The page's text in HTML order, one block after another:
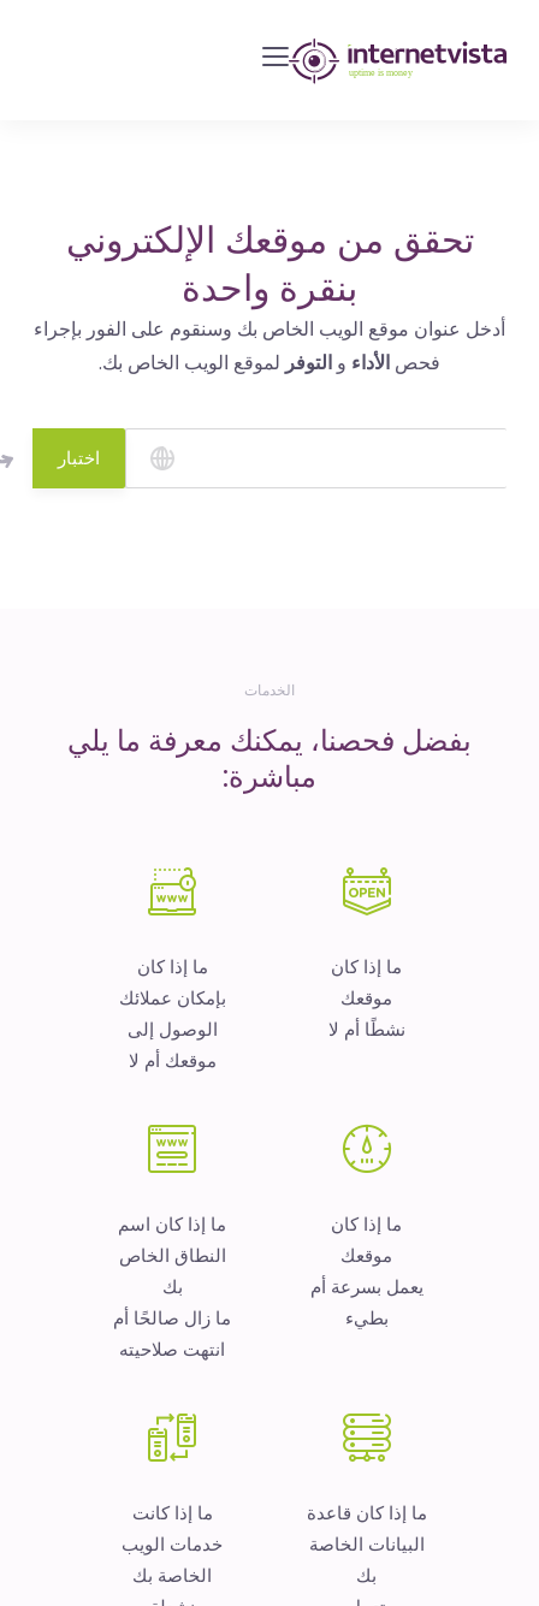
مراقبة
مواقع
الويب
الإنترنت
التشغيل
تحقق من موقعك الإلكتروني
بنقرة واحدة
أدخل عنوان موقع الويب الخاص بك وسنقوم على الفور بإجراء
فحصالأداءو التوفرلموقع الويب الخاص بك.
اختبار
الخدمات
بفضل فحصنا، يمكنك معرفة ما يلي
مباشرة:
ما إذا كان
موقعك
نشطًا أم لا
ما إذا كان
بإمكان عملائك
الوصول إلى
موقعك أم لا
ما إذا كان
موقعك
يعمل بسرعة أم
بطيء
ما إذا كان اسم
النطاق الخاص
بك
ما زال صالحًا أم
انتهت صلاحيته
ما إذا كان قاعدة
البيانات الخاصة
بك
ما إذا كانت
خدمات الويب
الخاصة بك